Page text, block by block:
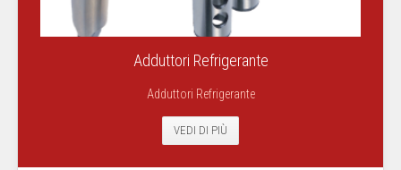
Adduttori Refrigerante
Adduttori Refrigerante
VEDI DI PIÙ